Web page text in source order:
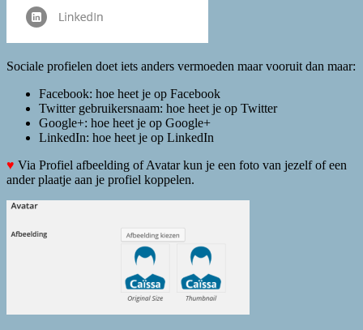
Sociale profielen doet iets anders vermoeden maar vooruit dan maar:
Facebook: hoe heet je op Facebook
Twitter gebruikersnaam: hoe heet je op Twitter
Google+: hoe heet je op Google+
LinkedIn: hoe heet je op LinkedIn
♥ Via Profiel afbeelding of Avatar kun je een foto van jezelf of een
ander plaatje aan je profiel koppelen.